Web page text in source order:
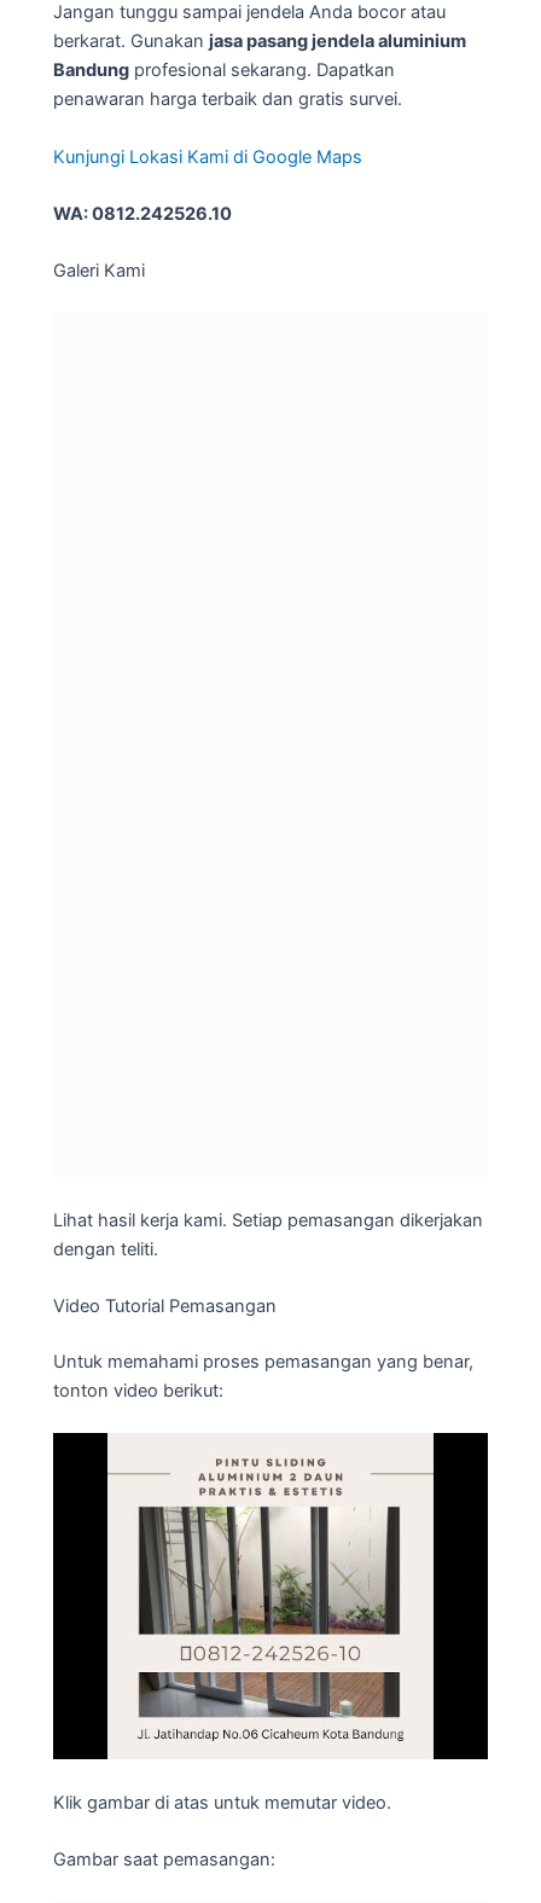
Jangan tunggu sampai jendela Anda bocor atau
berkarat. Gunakan jasa pasang jendela aluminium
Bandung profesional sekarang. Dapatkan
penawaran harga terbaik dan gratis survei.
Kunjungi Lokasi Kami di Google Maps
WA: 0812.242526.10
Galeri Kami
Lihat hasil kerja kami. Setiap pemasangan dikerjakan
dengan teliti.
Video Tutorial Pemasangan
Untuk memahami proses pemasangan yang benar,
tonton video berikut:
Klik gambar di atas untuk memutar video.
Gambar saat pemasangan: